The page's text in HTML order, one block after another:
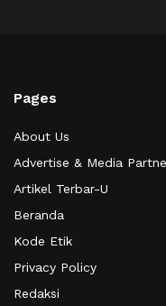
Pages
About Us
Advertise & Media
Artikel Terbar-U
Beranda
Kode Etik
Privacy Policy
Redaksi